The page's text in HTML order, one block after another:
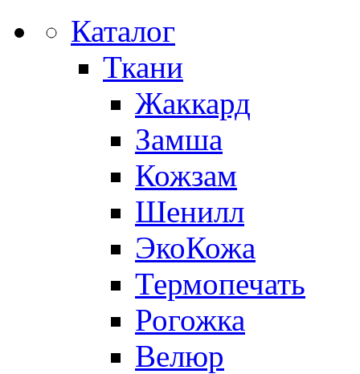
Каталог
Ткани
Жаккард
Замша
Кожзам
Шенилл
ЭкоКожа
Термопечать
Рогожка
Велюр